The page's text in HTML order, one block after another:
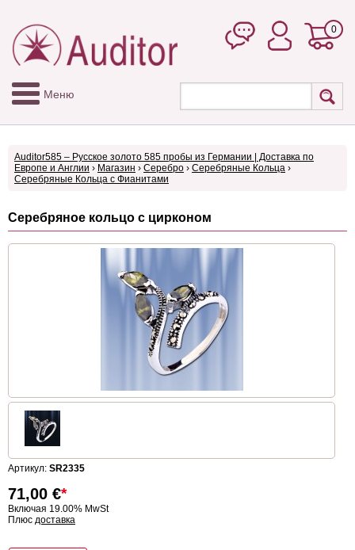
0
Меню
Auditor585 – Русское золото 585 пробы из Германии | Доставка по
Европе и Англии › Магазин › Серебро › Серебряные Кольца ›
Серебряные Кольца с Фианитами
Серебряное кольцо с цирконом
Артикул: SR2335
71,00 €*
Включая 19.00% MwSt
Плюс доставка